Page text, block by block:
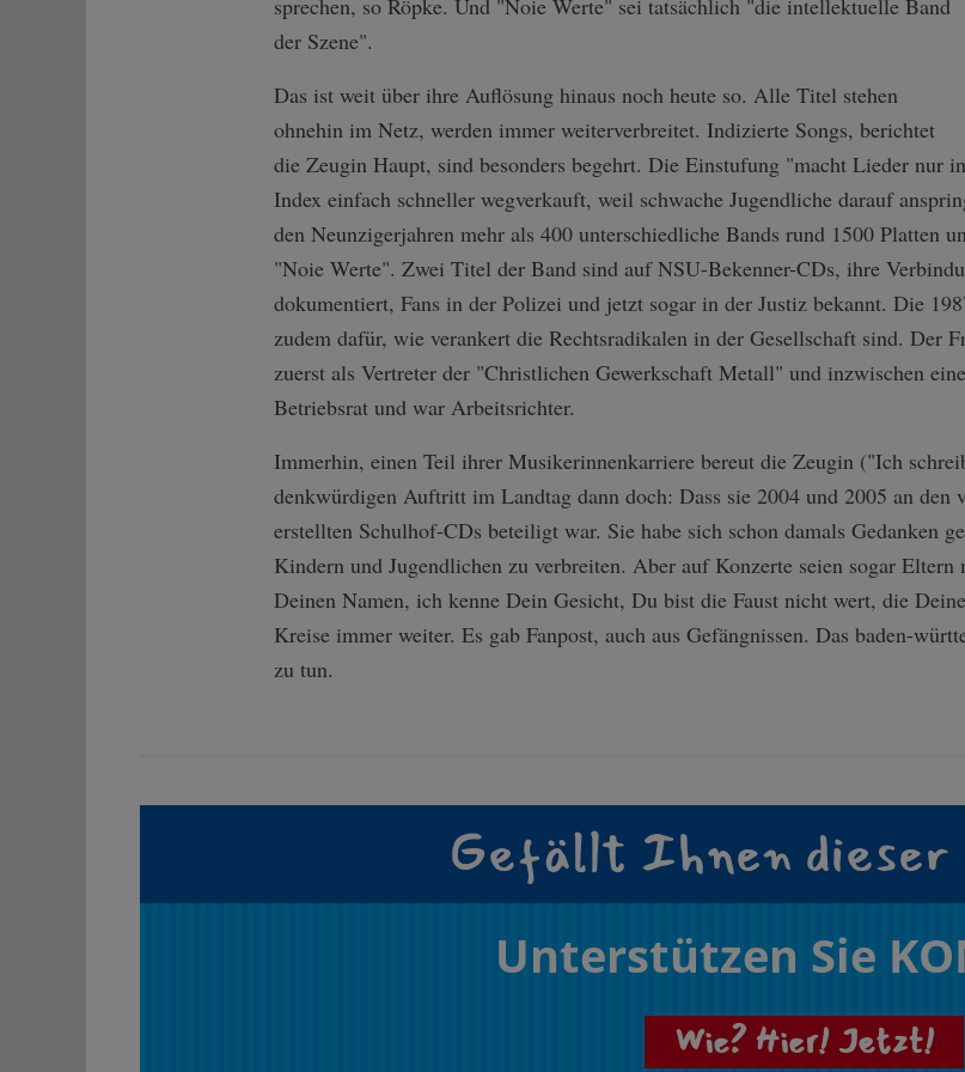
sprechen, so Röpke. Und "Noie Werte" sei tatsächlich "die intellektuelle Band
der Szene".
Das ist weit über ihre Auflösung hinaus noch heute so. Alle Titel stehen
ohnehin im Netz, werden immer weiterverbreitet. Indizierte Songs, berichtet
die Zeugin Haupt, sind besonders begehrt. Die Einstufung "macht Lieder nur
Index einfach schneller wegverkauft, weil schwache Jugendliche darauf
den Neunzigerjahren mehr als 400 unterschiedliche Bands rund 1500 Platten
"Noie Werte". Zwei Titel der Band sind auf NSU-Bekenner-CDs, ihre
dokumentiert, Fans in der Polizei und jetzt sogar in der Justiz bekannt. Die
zudem dafür, wie verankert die Rechtsradikalen in der Gesellschaft sind. Der
zuerst als Vertreter der "Christlichen Gewerkschaft Metall" und inzwischen
Betriebsrat und war Arbeitsrichter.
Immerhin, einen Teil ihrer Musikerinnenkarriere bereut die Zeugin ("Ich
denkwürdigen Auftritt im Landtag dann doch: Dass sie 2004 und 2005 an den
erstellten Schulhof-CDs beteiligt war. Sie habe sich schon damals Gedanken
Kindern und Jugendlichen zu verbreiten. Aber auf Konzerte seien sogar
Deinen Namen, ich kenne Dein Gesicht, Du bist die Faust nicht wert, die
Kreise immer weiter. Es gab Fanpost, auch aus Gefängnissen. Das baden-
zu tun.
Gefällt Ihnen
Unterstützen Sie
Wie? Hier! Jetzt!